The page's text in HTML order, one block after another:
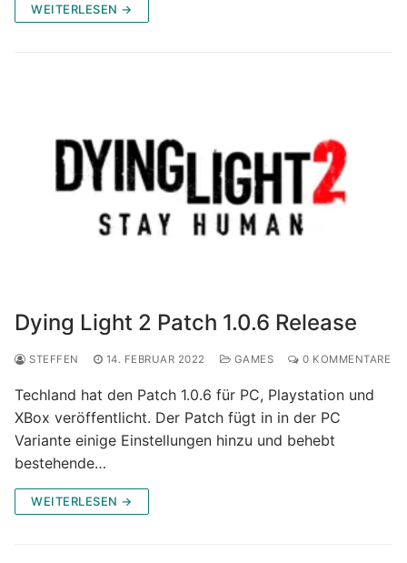
WEITERLESEN →
Dying Light 2 Patch 1.0.6 Release
STEFFEN 14. FEBRUAR 2022 GAMES 0 KOMMENTARE
Techland hat den Patch 1.0.6 für PC, Playstation und
XBox veröffentlicht. Der Patch fügt in in der PC
Variante einige Einstellungen hinzu und behebt
bestehende…
WEITERLESEN →